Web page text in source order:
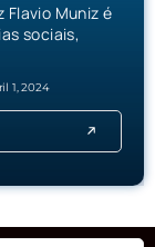
Flavio Muniz é
sociais,
1, 2024